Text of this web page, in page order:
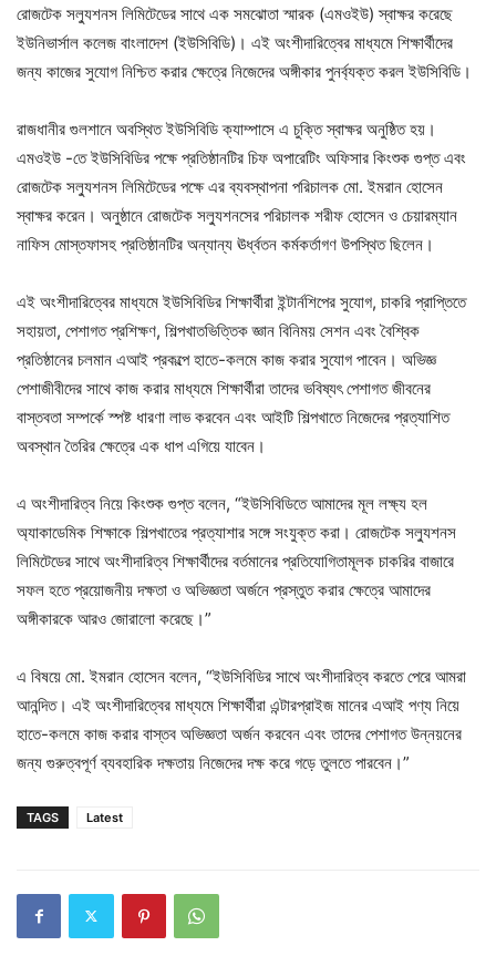
রোজটেক সল্যুশনস লিমিটেডের সাথে এক সমঝোতা স্মারক (এমওইউ) স্বাক্ষর করেছে
ইউনিভার্সাল কলেজ বাংলাদেশ (ইউসিবিডি)। এই অংশীদারিত্বের মাধ্যমে শিক্ষার্থীদের
জন্য কাজের সুযোগ নিশ্চিত করার ক্ষেত্রে নিজেদের অঙ্গীকার পুনর্ব্যক্ত করল ইউসিবিডি।
রাজধানীর গুলশানে অবস্থিত ইউসিবিডি ক্যাম্পাসে এ চুক্তি স্বাক্ষর অনুষ্ঠিত হয়।
এমওইউ -তে ইউসিবিডির পক্ষে প্রতিষ্ঠানটির চিফ অপারেটিং অফিসার কিংশুক গুপ্ত এবং
রোজটেক সল্যুশনস লিমিটেডের পক্ষে এর ব্যবস্থাপনা পরিচালক মো. ইমরান হোসেন
স্বাক্ষর করেন। অনুষ্ঠানে রোজটেক সল্যুশনসের পরিচালক শরীফ হোসেন ও চেয়ারম্যান
নাফিস মোস্তফাসহ প্রতিষ্ঠানটির অন্যান্য ঊর্ধ্বতন কর্মকর্তাগণ উপস্থিত ছিলেন।
এই অংশীদারিত্বের মাধ্যমে ইউসিবিডির শিক্ষার্থীরা ইন্টার্নশিপের সুযোগ, চাকরি প্রাপ্তিতে
সহায়তা, পেশাগত প্রশিক্ষণ, শিল্পখাতভিত্তিক জ্ঞান বিনিময় সেশন এবং বৈশ্বিক
প্রতিষ্ঠানের চলমান এআই প্রকল্পে হাতে-কলমে কাজ করার সুযোগ পাবেন। অভিজ্ঞ
পেশাজীবীদের সাথে কাজ করার মাধ্যমে শিক্ষার্থীরা তাদের ভবিষ্যৎ পেশাগত জীবনের
বাস্তবতা সম্পর্কে স্পষ্ট ধারণা লাভ করবেন এবং আইটি শিল্পখাতে নিজেদের প্রত্যাশিত
অবস্থান তৈরির ক্ষেত্রে এক ধাপ এগিয়ে যাবেন।
এ অংশীদারিত্ব নিয়ে কিংশুক গুপ্ত বলেন, “ইউসিবিডিতে আমাদের মূল লক্ষ্য হল
অ্যাকাডেমিক শিক্ষাকে শিল্পখাতের প্রত্যাশার সঙ্গে সংযুক্ত করা। রোজটেক সল্যুশনস
লিমিটেডের সাথে অংশীদারিত্ব শিক্ষার্থীদের বর্তমানের প্রতিযোগিতামূলক চাকরির বাজারে
সফল হতে প্রয়োজনীয় দক্ষতা ও অভিজ্ঞতা অর্জনে প্রস্তুত করার ক্ষেত্রে আমাদের
অঙ্গীকারকে আরও জোরালো করেছে।”
এ বিষয়ে মো. ইমরান হোসেন বলেন, “ইউসিবিডির সাথে অংশীদারিত্ব করতে পেরে আমরা
আনন্দিত। এই অংশীদারিত্বের মাধ্যমে শিক্ষার্থীরা এন্টারপ্রাইজ মানের এআই পণ্য নিয়ে
হাতে-কলমে কাজ করার বাস্তব অভিজ্ঞতা অর্জন করবেন এবং তাদের পেশাগত উন্নয়নের
জন্য গুরুত্বপূর্ণ ব্যবহারিক দক্ষতায় নিজেদের দক্ষ করে গড়ে তুলতে পারবেন।”
TAGS Latest